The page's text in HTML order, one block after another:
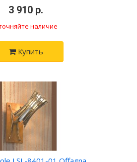
3 910 р.
наличие
Купить